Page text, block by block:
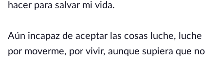
hacer para salvar mi vida.
Aún incapaz de aceptar las cosas luche, luche
por moverme, por vivir, aunque supiera que no